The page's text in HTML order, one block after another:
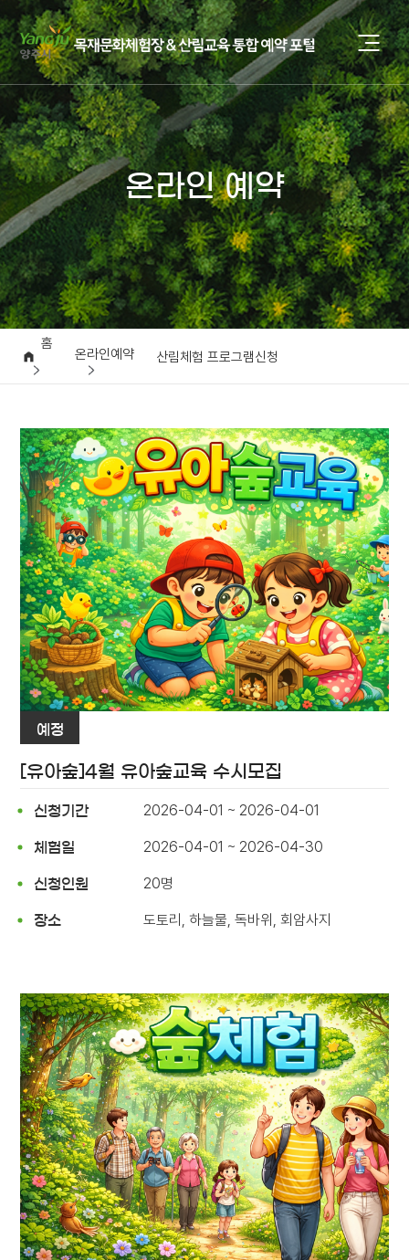
온라인 예약
홈
온라인예약 산림체험 프로그램신청
예정
[유아숲]4월 유아숲교육 수시모집
신청기간 2026-04-01 ~ 2026-04-01
체험일 2026-04-01 ~ 2026-04-30
신청인원 20명
장소 도토리, 하늘물, 독바위, 회암사지